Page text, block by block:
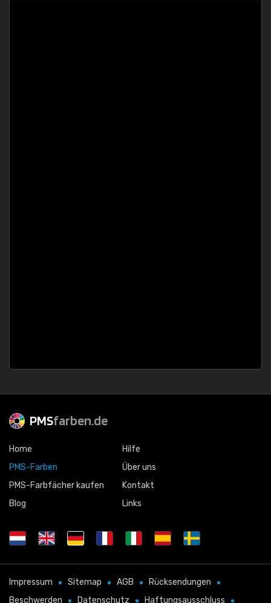
PMSfarben.de
Home
PMS-Farben
PMS-Farbfächer kaufen
Blog
Hilfe
Über uns
Kontakt
Links
Impressum Sitemap AGB
Rücksendungen
Beschwerden
Datenschutz Haftungsausschluss